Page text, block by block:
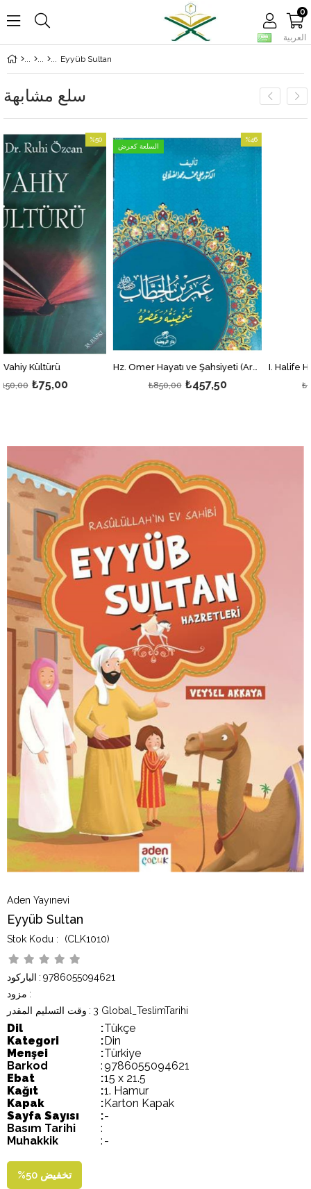
العربية
0
Eyyüb Sultan
سلع مشابهة
بيع
Hz. Ömer Hayatı ve Şahsiyeti (Arapça)
₺457,50
%46
%46بيع
السلعة كعرض
Aden Yayınevi
Eyyüb Sultan
(CLK1010)
الباركود : 9786055094621
مزود :
وقت التسليم المقدر : 3 Global_TeslimTarihi
Dil :Tükçe
Kategori
:Din
Menşei
:Türkiye
Barkod
:9786055094621
Ebat
:15 x 21.5
Kağıt
:1. Hamur
Kapak
:Karton Kapak
Sayfa Sayısı
:-
Basım Tarihi
:
Muhakkik
: -
%50 تخفيض